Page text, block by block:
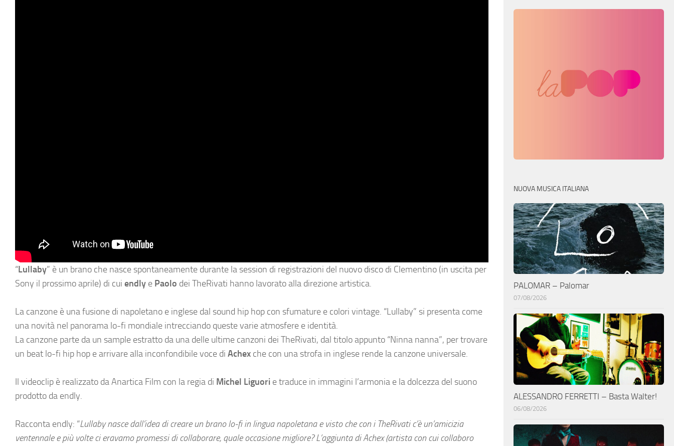
“Lullaby” è un brano che nasce spontaneamente durante la session di registrazioni del nuovo disco di Clementino (in uscita per
Sony il prossimo aprile) di cui endly e Paolo dei TheRivati hanno lavorato alla direzione artistica.
La canzone è una fusione di napoletano e inglese dal sound hip hop con sfumature e colori vintage. “Lullaby” si presenta come
una novità nel panorama lo-fi mondiale intrecciando queste varie atmosfere e identità.
La canzone parte da un sample estratto da una delle ultime canzoni dei TheRivati, dal titolo appunto “Ninna nanna”, per trovare
un beat lo-fi hip hop e arrivare alla inconfondibile voce di Achex che con una strofa in inglese rende la canzone universale.
Il videoclip è realizzato da Anartica Film con la regia di Michel Liguori e traduce in immagini l’armonia e la dolcezza del suono
prodotto da endly.
Racconta endly: “Lullaby nasce dall’idea di creare un brano lo-fi in lingua napoletana e visto che con i TheRivati c’è un’amicizia
ventennale e più volte ci eravamo promessi di collaborare, quale occasione migliore? L’aggiunta di Achex (artista con cui collaboro
NUOVA MUSICA ITALIANA
PALOMAR – Palomar
07/08/2026
ALESSANDRO FERRETTI – Basta Walter!
06/08/2026